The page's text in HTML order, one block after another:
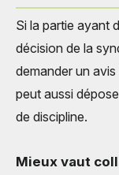
Si la partie ayant
décision de la
demander un avis
peut aussi
de discipline.
Mieux vaut